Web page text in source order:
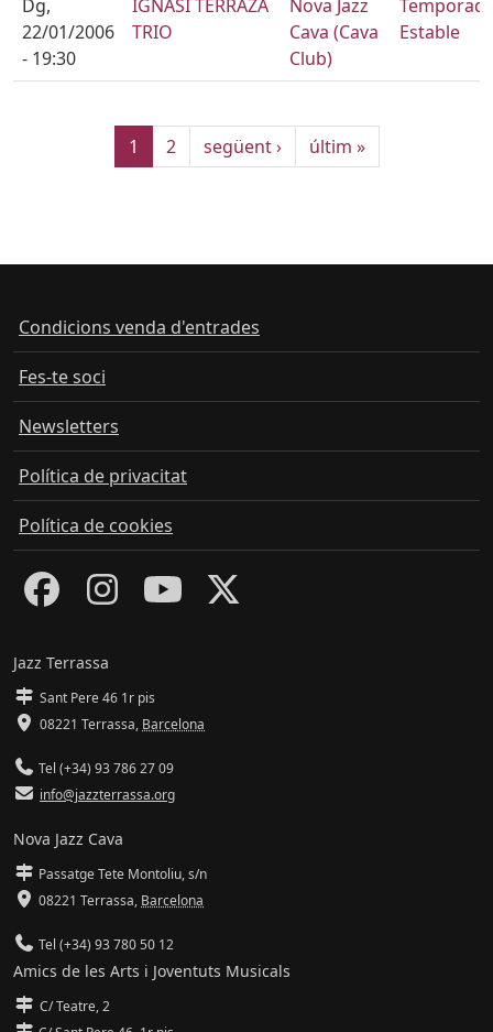
Dg,
22/01/2006
- 19:30
IGNASI TERRAZA
TRIO
Nova Jazz
Cava (Cava
Club)
Estable
Pàgina actual
1 Pàgina
2 Pàgina següent
següent › Última pàgina
últim »
Condicions venda d'entrades
Fes-te soci
Newsletters
Política de privacitat
Política de cookies
Jazz Terrassa
Sant Pere 46 1r pis
08221 Terrassa, Barcelona
Tel (+34) 93 786 27 09
info@jazzterrassa.org
Nova Jazz Cava
Passatge Tete Montoliu, s/n
08221 Terrassa, Barcelona
Tel (+34) 93 780 50 12
Amics de les Arts i Joventuts Musicals
C/ Teatre, 2